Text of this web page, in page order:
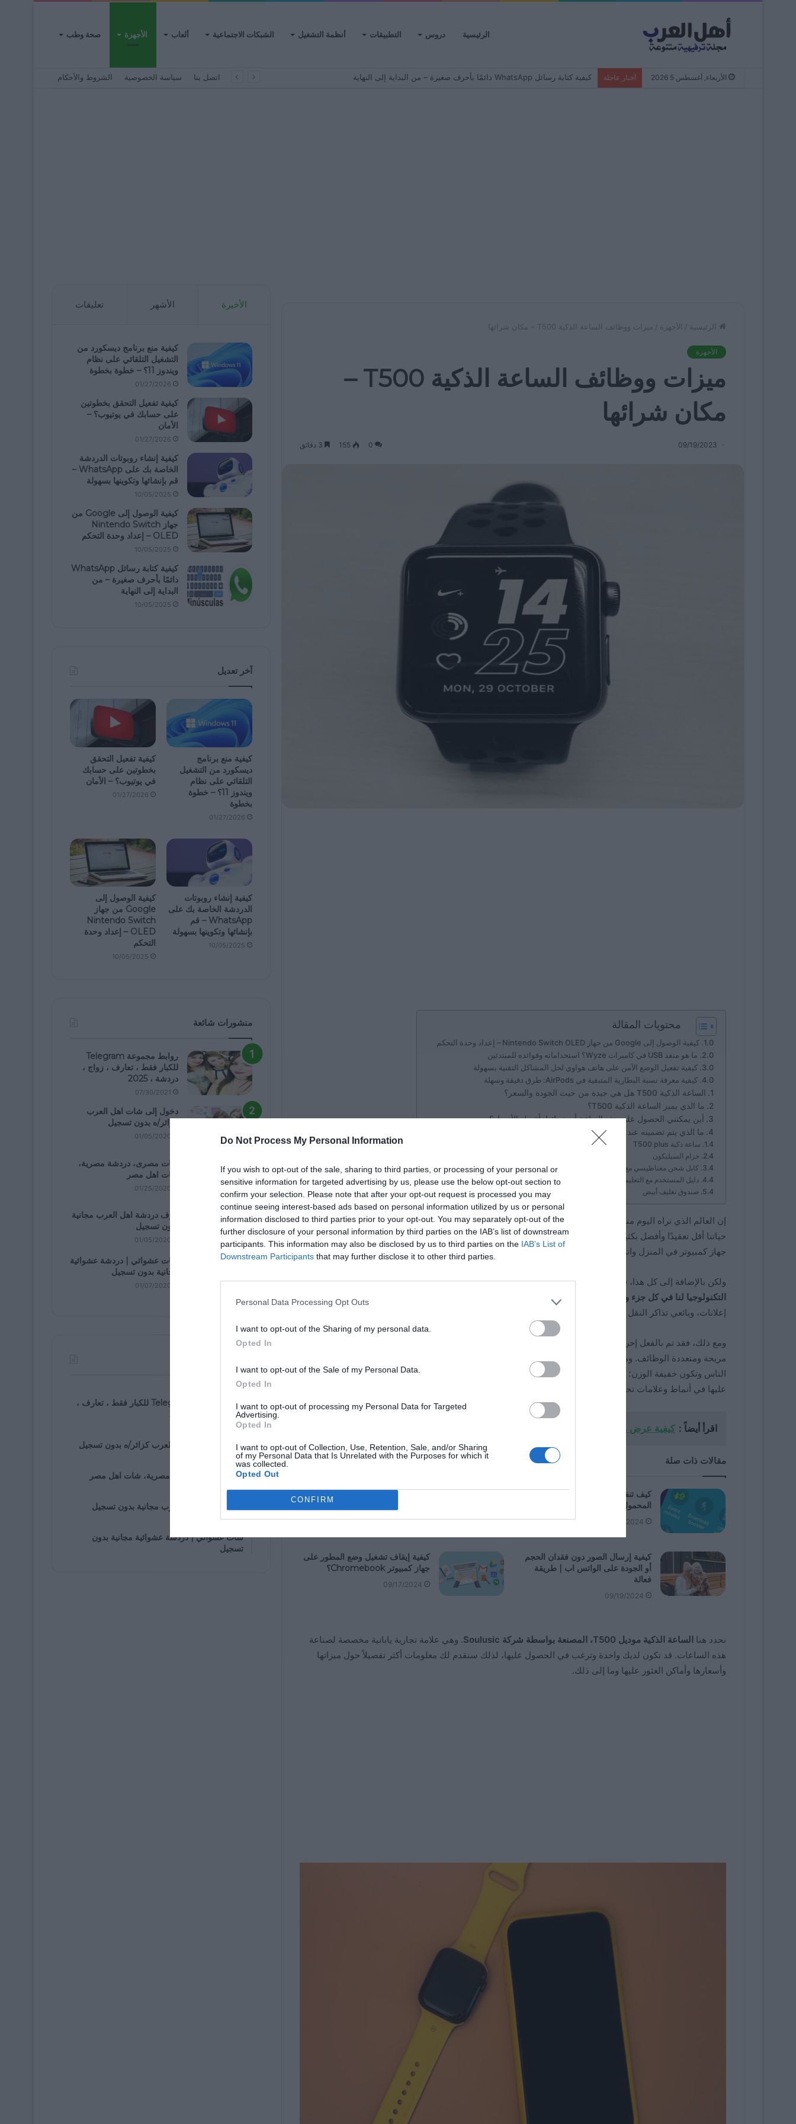
Do Not Process My Personal Information
If you wish to opt-out of the sale, sharing to third parties, or processing of your personal or
sensitive information for targeted advertising by us, please use the below opt-out section to
confirm your selection. Please note that after your opt-out request is processed you may
continue seeing interest-based ads based on personal information utilized by us or personal
information disclosed to third parties prior to your opt-out. You may separately opt-out of the
further disclosure of your personal information by third parties on the IAB’s list of downstream
participants. This information may also be disclosed by us to third parties on the IAB’s List of
Downstream Participants that may further disclose it to other third parties.
Personal Data Processing Opt Outs
I want to opt-out of the Sharing of my personal data.
Opted In
I want to opt-out of the Sale of my Personal Data.
Opted In
I want to opt-out of processing my Personal Data for Targeted
Advertising.
Opted In
I want to opt-out of Collection, Use, Retention, Sale, and/or Sharing
of my Personal Data that Is Unrelated with the Purposes for which it
was collected.
Opted Out
CONFIRM
الرئيسية دروس التطبيقات أنظمة التشغيل الشبكات الاجتماعية ألعاب الأجهزة صحة وطب
الأربعاء, أغسطس 5 2026 أخبار عاجلة كيفية كتابة رسائل WhatsApp دائمًا بأحرف صغيرة – من البداية إلى النهاية اتصل بنا سياسة الخصوصية الشروط والأحكام
الرئيسية / الأجهزة / ميزات ووظائف الساعة الذكية T500 – مكان شرائها
الأجهزة
ميزات ووظائف الساعة الذكية T500 –
مكان شرائها
09/19/2023
0
155
محتويات المقالة
كيفية الوصول إلى Google من جهاز Nintendo Switch OLED – إعداد وحدة التحكم
ما هو منفذ USB في كاميرات Wyze؟ استخداماته وفوائده للمبتدئين
كيفية تفعيل الوضع الآمن على هاتف هواوي لحل المشاكل التقنية بسهولة
كيفية معرفة نسبة البطارية المتبقية في AirPods: طرق دقيقة وسهلة
الساعة الذكية T500 هل هي جيدة من حيث الجودة والسعر؟
ما الذي يميز الساعة الذكية T500؟
أين يمكنني الحصول على هذه الساعة أو شرائها بأفضل الأسعار؟
ما الذي يتم تضمينه عند شراء هذه الساعة في الصندوق؟
ساعة ذكية T500 plus
حزام السيليكون
كابل شحن مغناطيسي مع دبابيس ونهاية USB
دليل المستخدم مع التعليمات باللغة الإنجليزية.
صندوق تغليف أبيض
إن العالم الذي نراه اليوم منغمس بشكل أساسي في العصر الرقمي، حيثيتم ملاحظة أجهزة وأنظمة مختلفةتجعل
حياتنا أقل تعقيدًا وأفضل بكثير. من الملاحظ حاليًا أنه يمكن لأي شخص أن يضع يديه على جهاز محمول أو على الأقل
جهاز كمبيوتر في المنزل واتصال بالإنترنت أو بيانات الهاتف المحمول.
ولكن بالإضافة إلى كل هذا، في العديد من الأماكن وخاصة في البلدان المتقدمة أو النامية. نقوم بتفصيل كيفيةظهور
التكنولوجيا لنا في كل جزء وبطريقة حذرة للغاية
ولكن مهمة. على سبيل المثال، يمكنك رؤية شاشات عملاقة بها
إعلانات، وبائعي تذاكر النقل العام الذين يعملون ذاتيًا. وغير ذلك الكثير…
ومع ذلك، فقد تم بالفعل إحراز تقدم بسرعة كبيرة بحيث يمكن تخزين الكثير من المعلومات في أجهزة صغيرة، وهي أيضًا
مريحة ومتعددة الوظائف. ومن ثم، وبناءً على احتياجات المجتمع هذه،
الناس وتكون خفيفة الوزن؛ ولهذا السبب تم إنشاء الساعات الرقمية التي تتيح أداء العديد من الوظائف. يمكنك العثور
عليها في أنماط وعلامات تجارية وألوان مختلفة.
اقرأ أيضاً : كيفية عرض مواصفات جهاز Chromebook ومعلومات النظام
مقالات ذات صلة
كيف تنفق بيانات أقل على جهازك
المحمول؟ – إعداد بسيط
11/27/2024
كيفية توصيل AirPods بجهاز كمبيوتر
يعمل بنظام Windows مثل سماعات
الرأس الأخرى؟
كيفية إرسال الصور دون فقدان الحجم
أو الجودة على الواتس اب | طريقة
فعالة
09/19/2024
كيفية إيقاف تشغيل وضع المطور على
جهاز كمبيوتر Chromebook؟
09/17/2024
نحدد هنا الساعة الذكية موديل T500، المصنعة بواسطة شركة Soulusic
. وهي علامة تجارية يابانية مخصصة لصناعة
هذه الساعات. قد تكون لديك واحدة وترغب في الحصول عليها، لذلك سنقدم لك معلومات أكثر تفصيلاً حول ميزاتها
وأسعارها وأماكن العثور عليها وما إلى ذلك.
الأخيرة الأشهر تعليقات
كيفية منع برنامج ديسكورد من
التشغيل التلقائي على نظام
ويندوز 11؟ – خطوة بخطوة
01/27/2026
كيفية تفعيل التحقق بخطوتين
على حسابك في يوتيوب؟ –
الأمان
01/27/2026
كيفية إنشاء روبوتات الدردشة
الخاصة بك على WhatsApp –
قم بإنشائها وتكوينها بسهولة
10/05/2025
كيفية الوصول إلى Google من
جهاز Nintendo Switch
OLED – إعداد وحدة التحكم
10/05/2025
كيفية كتابة رسائل WhatsApp
دائمًا بأحرف صغيرة – من
البداية إلى النهاية
10/05/2025
آخر تعديل
كيفية منع برنامج
ديسكورد من التشغيل
التلقائي على نظام
ويندوز 11؟ – خطوة
بخطوة
01/27/2026
كيفية تفعيل التحقق
بخطوتين على حسابك
في يوتيوب؟ – الأمان
01/27/2026
كيفية إنشاء روبوتات
الدردشة الخاصة بك على
WhatsApp – قم
بإنشائها وتكوينها بسهولة
10/05/2025
كيفية الوصول إلى
Google من جهاز
Nintendo Switch
OLED – إعداد وحدة
التحكم
10/05/2025
منشورات شائعة
روابط مجموعة Telegram
للكبار فقط ، تعارف ، زواج ،
دردشة ، 2025
07/30/2021
دخول إلى شات اهل العرب
كزائر/ه بدون تسجيل
01/05/2020
شات مصرى، دردشة مصرية،
شات اهل مصر
01/25/2020
غرف دردشة اهل العرب مجانية
بدون تسجيل
01/05/2020
شات عشوائي | دردشة عشوائية
مجانية بدون تسجيل
01/07/2020
07/30/2021
روابط مجموعة Telegram للكبار فقط ، تعارف ،
زواج ، دردشة ، 2025
دخول إلى شات اهل العرب كزائر/ه بدون تسجيل
01/25/2020
شات مصرى، دردشة مصرية، شات اهل مصر
غرف دردشة اهل العرب مجانية بدون تسجيل
شات عشوائي | دردشة عشوائية مجانية بدون
تسجيل